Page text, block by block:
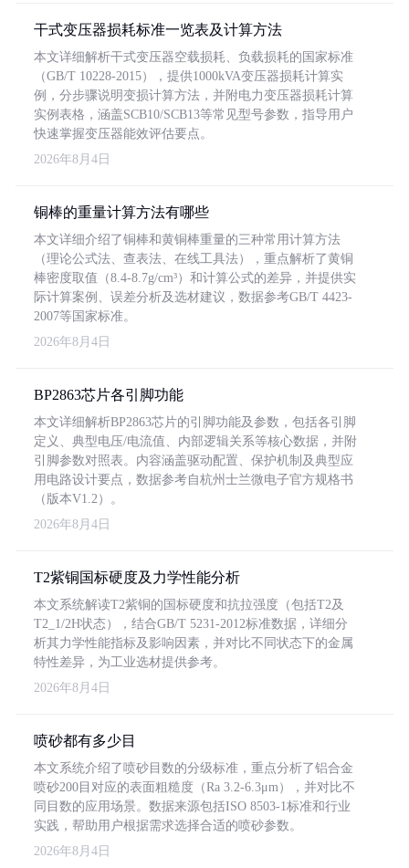
干式变压器损耗标准一览表及计算方法
本文详细解析干式变压器空载损耗、负载损耗的国家标准
（GB/T 10228-2015），提供1000kVA变压器损耗计算实
例，分步骤说明变损计算方法，并附电力变压器损耗计算
实例表格，涵盖SCB10/SCB13等常见型号参数，指导用户
快速掌握变压器能效评估要点。
2026年8月4日
铜棒的重量计算方法有哪些
本文详细介绍了铜棒和黄铜棒重量的三种常用计算方法
（理论公式法、查表法、在线工具法），重点解析了黄铜
棒密度取值（8.4-8.7g/cm³）和计算公式的差异，并提供实
际计算案例、误差分析及选材建议，数据参考GB/T 4423-
2007等国家标准。
2026年8月4日
BP2863芯片各引脚功能
本文详细解析BP2863芯片的引脚功能及参数，包括各引脚
定义、典型电压/电流值、内部逻辑关系等核心数据，并附
引脚参数对照表。内容涵盖驱动配置、保护机制及典型应
用电路设计要点，数据参考自杭州士兰微电子官方规格书
（版本V1.2）。
2026年8月4日
T2紫铜国标硬度及力学性能分析
本文系统解读T2紫铜的国标硬度和抗拉强度（包括T2及
T2_1/2H状态），结合GB/T 5231-2012标准数据，详细分
析其力学性能指标及影响因素，并对比不同状态下的金属
特性差异，为工业选材提供参考。
2026年8月4日
喷砂都有多少目
本文系统介绍了喷砂目数的分级标准，重点分析了铝合金
喷砂200目对应的表面粗糙度（Ra 3.2-6.3μm），并对比不
同目数的应用场景。数据来源包括ISO 8503-1标准和行业
实践，帮助用户根据需求选择合适的喷砂参数。
2026年8月4日